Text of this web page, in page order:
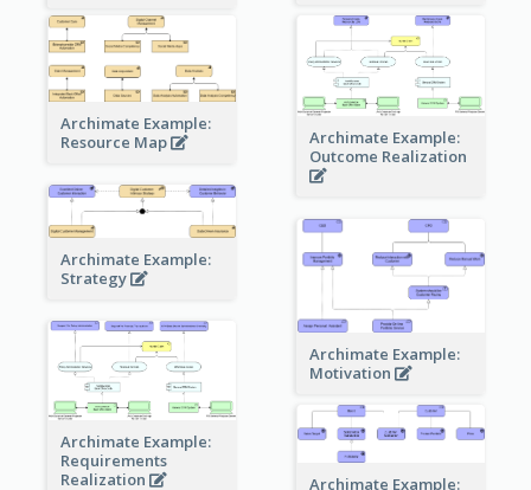
Archimate Example:
Resource Map
Archimate Example:
Outcome Realization
Archimate Example:
Strategy
Archimate Example:
Motivation
Archimate Example:
Requirements
Realization
Archimate Example: